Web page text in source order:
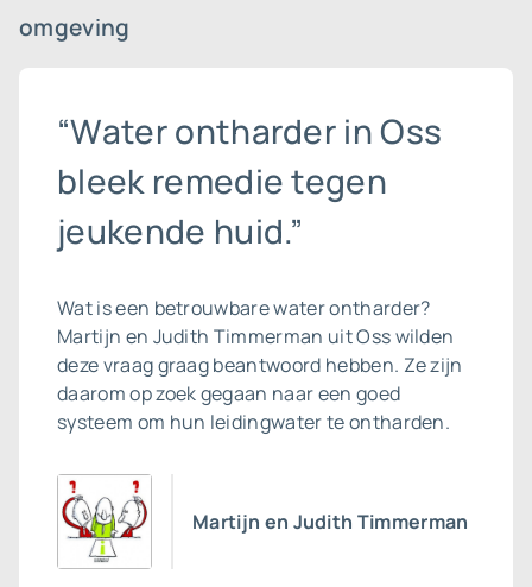
omgeving
“Water ontharder in Oss
bleek remedie tegen
jeukende huid.”
Wat is een betrouwbarewater ontharder?
Martijn en Judith Timmerman uit Oss wilden
deze vraag graag beantwoord hebben. Ze zijn
daarom op zoek gegaan naar een goed
systeem om hun leidingwater te ontharden.
Martijn en Judith Timmerman